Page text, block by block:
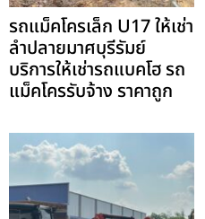
รถแม็คโครเล็ก U17 ให้เช่า
ลำปลายมาศบุรีรัมย์
บริการให้เช่ารถแบคโฮ รถ
แม็คโครรับจ้าง ราคาถูก